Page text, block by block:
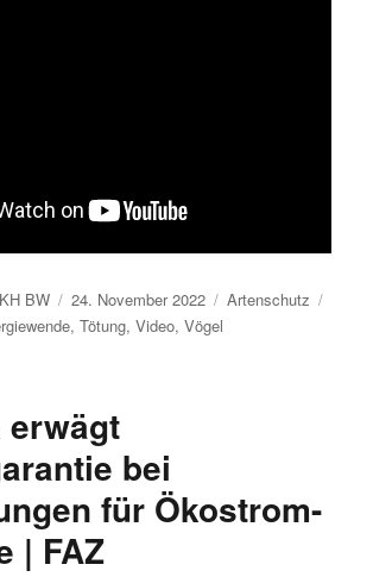
BW
Veröffentlicht
am
24. November 2022 Kategorien
Artenschutz
,Tötung,Video,Vögel
erwägt
bei
für Ökostrom-
| FAZ